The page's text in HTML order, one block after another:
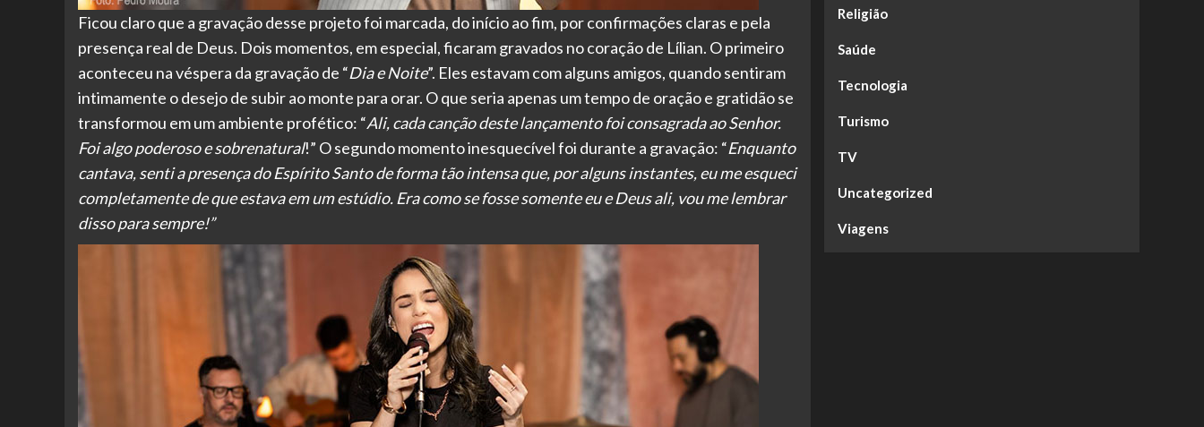
Ficou claro que a gravação desse projeto foi marcada, do início ao fim, por confirmações claras e pela
presença real de Deus. Dois momentos, em especial, ficaram gravados no coração de Lílian. O primeiro
aconteceu na véspera da gravação de “Dia e Noite”. Eles estavam com alguns amigos, quando sentiram
intimamente o desejo de subir ao monte para orar. O que seria apenas um tempo de oração e gratidão se
transformou em um ambiente profético: “Ali, cada canção deste lançamento foi consagrada ao Senhor.
Foi algo poderoso e sobrenatural!” O segundo momento inesquecível foi durante a gravação: “Enquanto
cantava, senti a presença do Espírito Santo de forma tão intensa que, por alguns instantes, eu me esqueci
completamente de que estava em um estúdio. Era como se fosse somente eu e Deus ali, vou me lembrar
disso para sempre!”
Religião
Saúde
Tecnologia
Turismo
TV
Uncategorized
Viagens